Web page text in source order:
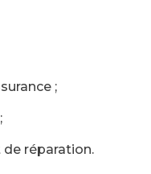
;
de réparation.